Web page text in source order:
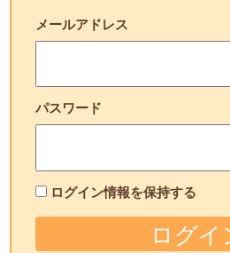
メールアドレス
パスワード
ログイン情報を保持する